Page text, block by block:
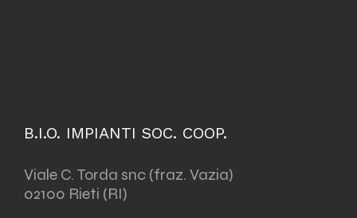
B.I.O. IMPIANTI SOC. COOP.
Viale C. Torda snc (fraz. Vazia)
02100 Rieti (RI)